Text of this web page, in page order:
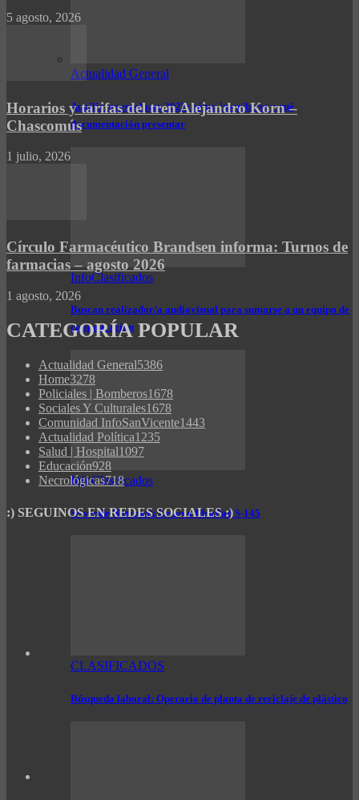
Actualidad General
Auxiliares escolares 2027: cómo inscribirse y qué
documentación presentar
InfoClasificados
Buscan realizador/a audiovisual para sumarse a un equipo de
comunicación
InfoClasificados
Se vende Notebook Lenovo IdeaPad S-145
CLASIFICADOS
Búsqueda laboral: Operario de planta de reciclaje de plástico
5 agosto, 2026
Horarios y tarifas del tren Alejandro Korn –
Chascomús
1 julio, 2026
Círculo Farmacéutico Brandsen informa: Turnos de
farmacias – agosto 2026
1 agosto, 2026
CATEGORÍA POPULAR
Actualidad General5386
Home3278
Policiales | Bomberos1678
Sociales Y Culturales1678
Comunidad InfoSanVicente1443
Actualidad Política1235
Salud | Hospital1097
Educación928
Necrológicas718
:) SEGUINOS EN REDES SOCIALES :)